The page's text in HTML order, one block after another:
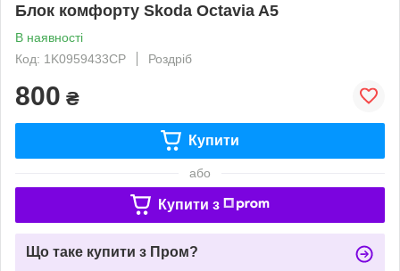
Блок комфорту Skoda Octavia A5
В наявності
Код: 1K0959433CP
Роздріб
800 ₴
Купити
або
Купити з
Що таке купити з Пром?